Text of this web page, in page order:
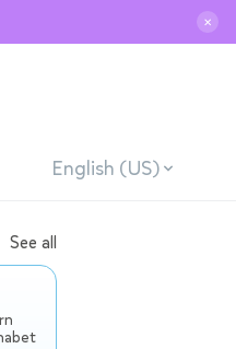
✕
English (US)
See all